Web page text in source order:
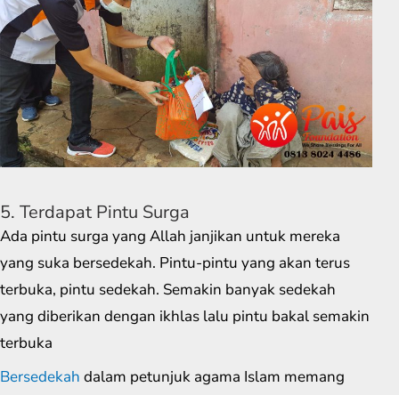
5. Terdapat Pintu Surga
Ada pintu surga yang Allah janjikan untuk mereka
yang suka bersedekah. Pintu-pintu yang akan terus
terbuka, pintu sedekah. Semakin banyak sedekah
yang diberikan dengan ikhlas lalu pintu bakal semakin
terbuka
Bersedekah dalam petunjuk agama Islam memang